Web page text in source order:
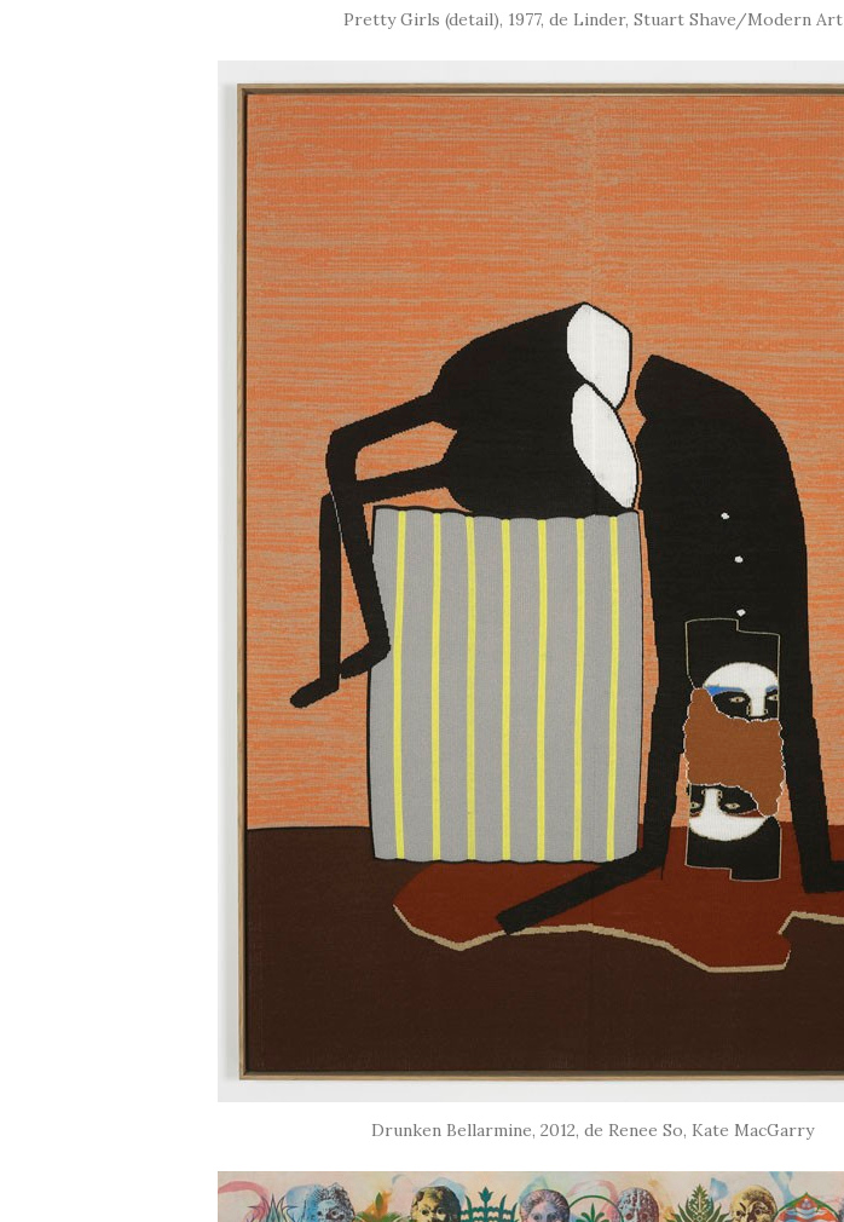
Pretty Girls (detail), 1977, de Linder, Stuart Shave/Modern Art
Drunken Bellarmine, 2012, de Renee So, Kate MacGarry